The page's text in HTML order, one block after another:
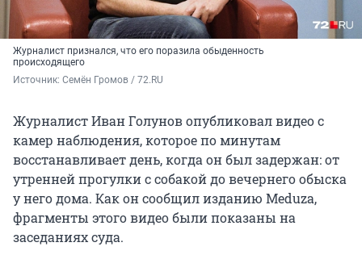
Журналист признался, что его поразила обыденность
происходящего
Источник: Семён Громов / 72.RU
Журналист Иван Голунов опубликовал видео с
камер наблюдения, которое по минутам
восстанавливает день, когда он был задержан: от
утренней прогулки с собакой до вечернего обыска
у него дома. Как он сообщил изданию Meduza,
фрагменты этого видео были показаны на
заседаниях суда.